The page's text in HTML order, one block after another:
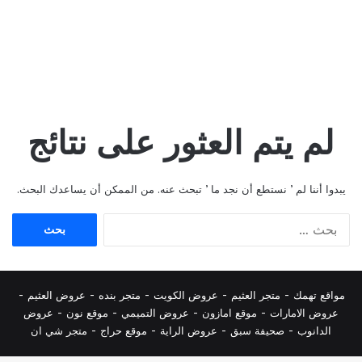
لم يتم العثور على نتائج
يبدوا أننا لم ’ نستطع أن نجد ما ’ تبحث عنه. من الممكن أن يساعدك البحث.
مواقع تهمك - متجر العثيم - عروض الكويت - متجر بنده - عروض العثيم -
عروض الامارات - موقع امازون - عروض التميمي - موقع نون - عروض
الدانوب - صحيفة سبق - عروض الراية - موقع حراج - متجر شي ان